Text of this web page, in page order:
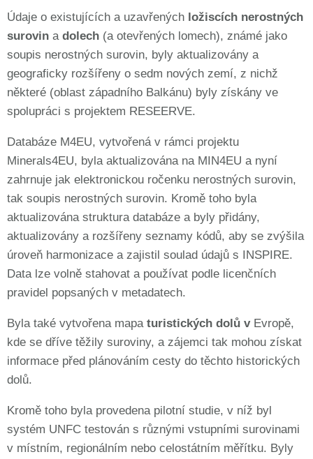
Údaje o existujících a uzavřených ložiscích nerostných
surovin a dolech (a otevřených lomech), známé jako
soupis nerostných surovin, byly aktualizovány a
geograficky rozšířeny o sedm nových zemí, z nichž
některé (oblast západního Balkánu) byly získány ve
spolupráci s projektem RESEERVE.
Databáze M4EU, vytvořená v rámci projektu
Minerals4EU, byla aktualizována na MIN4EU a nyní
zahrnuje jak elektronickou ročenku nerostných surovin,
tak soupis nerostných surovin. Kromě toho byla
aktualizována struktura databáze a byly přidány,
aktualizovány a rozšířeny seznamy kódů, aby se zvýšila
úroveň harmonizace a zajistil soulad údajů s INSPIRE.
Data lze volně stahovat a používat podle licenčních
pravidel popsaných v metadatech.
Byla také vytvořena mapa turistických dolů v Evropě,
kde se dříve těžily suroviny, a zájemci tak mohou získat
informace před plánováním cesty do těchto historických
dolů.
Kromě toho byla provedena pilotní studie, v níž byl
systém UNFC testován s různými vstupními surovinami
v místním, regionálním nebo celostátním měřítku. Byly